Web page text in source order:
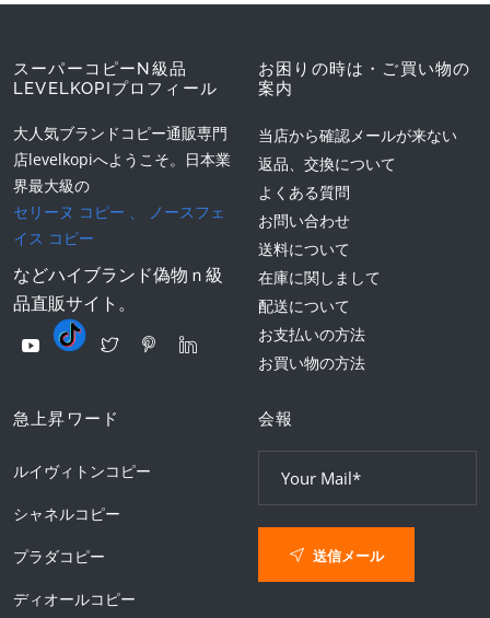
スーパーコピーN級品
LEVELKOPIプロフィール
大人気ブランドコピー通販専門
店levelkopiへようこそ。日本業
界最大級の
セリーヌ コピー 、
ノースフェ
イス コピー
などハイブランド偽物ｎ級
品直販サイト。
お困りの時は・ご買い物の
案内
当店から確認メールが来ない
返品、交換について
よくある質問
お問い合わせ
送料について
在庫に関しまして
配送について
お支払いの方法
お買い物の方法
急上昇ワード
ルイヴィトンコピー
シャネルコピー
プラダコピー
ディオールコピー
会報
送信メール